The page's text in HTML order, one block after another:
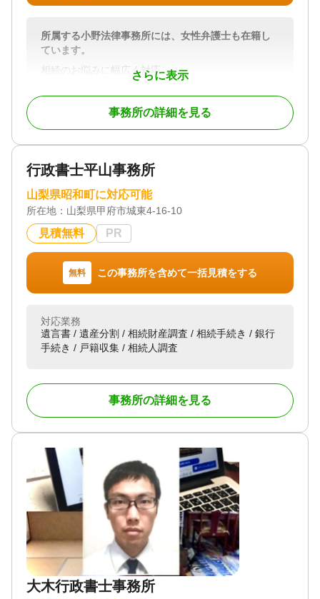
さらに表示
所属する小野法律事務所には、女性弁護士も在籍し
ています。
相続のお悩みに幅広く対応
━━━━━━━━━━━━━━━━━━━
「親族と話したくない」「どこまでが相続人かわか
らない」など、相続に関するお悩みはさまざまで
す。
期にご相談ください。即日相談も可能な限りお受け
また、特段争いのない相続であっても、弁護士に依
頼することで協議書の作成や遺言執行者としてお役
に立ちます。
状況に応じた最適なサポートをご提案いたします。
相続が発生していない状況での遺言の相談、成年後
見の相談についても、お受けしております。特に、
遺言書の作成については、早めのご相談をお勧めい
★ 相続の相談
「相続財産に不動産が含まれており、どう分ければ
よいかわからない」
ない」
「遺言書が見つかったが、内容に納得できず遺留分
「相続手続き全体の流れがわからず、どこから手を
つければよいか困っている」
★ 遺言の相談
「遺言書を作成したいが、法的に有効な書き方がわ
「自分の死後、しっかりと遺言の内容を実現してほ
しい」
★ 後見の相談
事務所の詳細を見る
行政書士平山事務所
山梨県昭和町に対応可能
所在地： 山梨県甲府市城東4‐16‐10
見積無料 PR
無料 この事務所を含めて一括見積をする
対応業務
遺言書 / 遺産分割 / 相続財産調査 / 相続手続き / 銀行
手続き / 戸籍収集 / 相続人調査
事務所の詳細を見る
大木行政書士事務所